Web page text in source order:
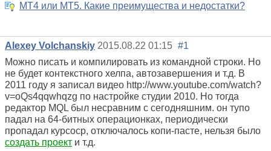
МТ4 или МТ5. Какие преимущества и недостатки?
Alexey Volchanskiy 2015.08.22 01:15 #1
Можно писать и компилировать из командной строки. Но
не будет контекстного хелпа, автозавершения и т.д. В
2011 году я записал видео http://www.youtube.com/watch?
v=oQs4qqwhqzg по настройке студии 2010. Но тогда
редактор MQL был несравним с сегодняшним. он тупо
падал на 64-битных операционках, периодически
пропадал курсоср, отключалось копи-пасте, нельзя было
создать проект и т.д.